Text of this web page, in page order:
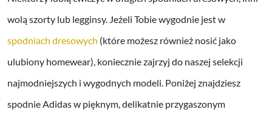
wolą szorty lub legginsy. Jeżeli Tobie wygodnie jest w
spodniach dresowych (które możesz również nosić jako
ulubiony homewear), koniecznie zajrzyj do naszej selekcji
najmodniejszych i wygodnych modeli. Poniżej znajdziesz
spodnie Adidas w pięknym, delikatnie przygaszonym